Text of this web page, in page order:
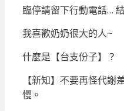
臨停請留下行動電話…
我喜歡奶奶很大的人~
什麼是【台支份子】？
【新知】不要再怪代謝
慢。